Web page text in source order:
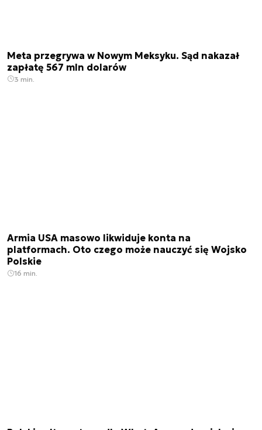
Meta przegrywa w Nowym Meksyku. Sąd nakazał
zapłatę 567 mln dolarów
3 min.
Armia USA masowo likwiduje konta na
platformach. Oto czego może nauczyć się Wojsko
Polskie
16 min.